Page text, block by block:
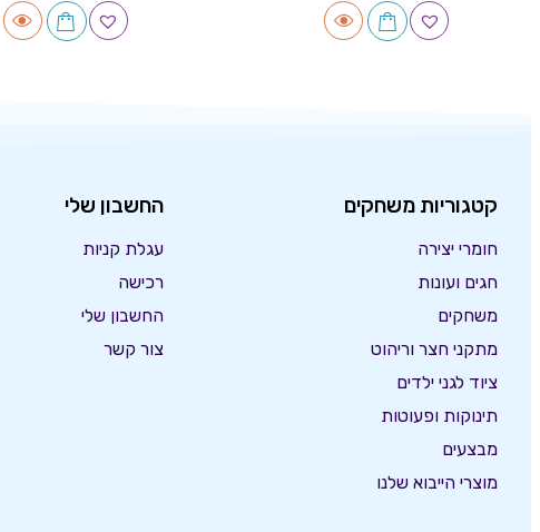
קטגוריות משחקים
חומרי יצירה
חגים ועונות
משחקים
מתקני חצר וריהוט
ציוד לגני ילדים
תינוקות ופעוטות
מבצעים
מוצרי הייבוא שלנו
החשבון שלי
עגלת קניות
רכישה
החשבון שלי
צור קשר